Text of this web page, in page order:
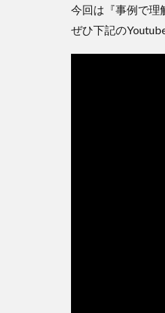
今回は『事例で理
ぜひ下記の